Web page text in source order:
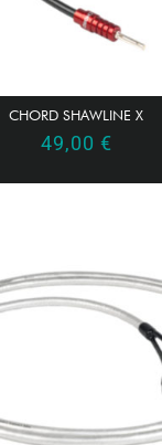
CHORD SHAWLINE X
49,00 €